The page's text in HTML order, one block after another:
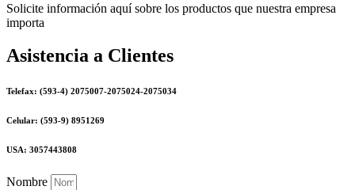
Solicite información aquí sobre los productos que nuestra empresa
importa
Asistencia a Clientes
Telefax: (593-4) 2075007-2075024-2075034
Celular: (593-9) 8951269
USA: 3057443808
Nombre